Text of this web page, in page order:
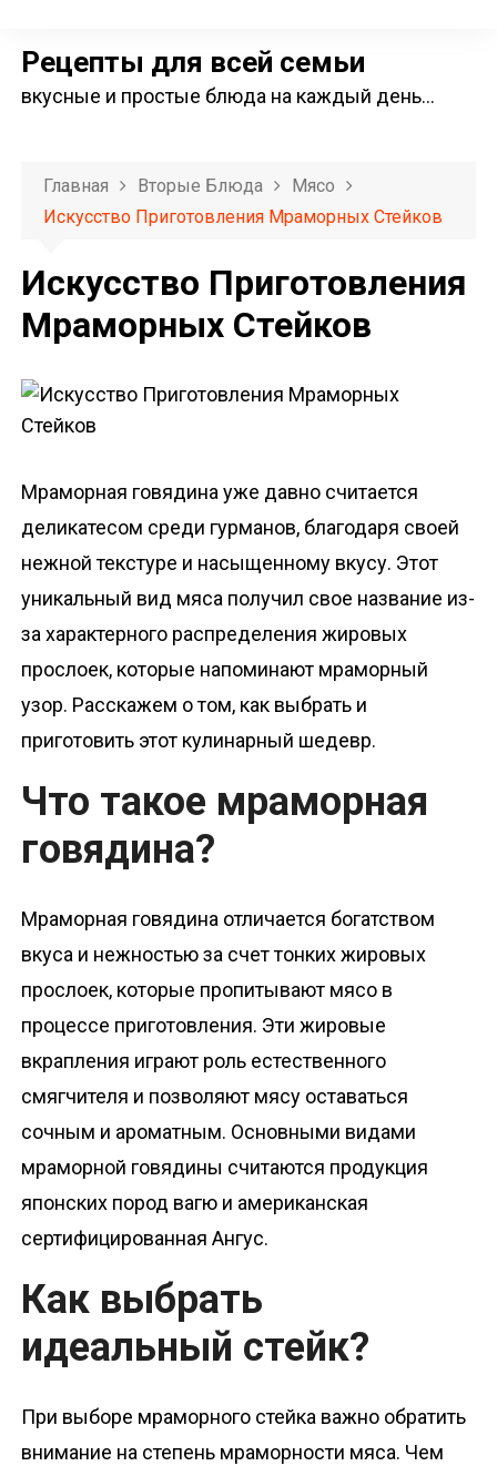
Рецепты для всей семьи
вкусные и простые блюда на каждый день…
Главная Вторые Блюда
Мясо
Искусство Приготовления Мраморных Стейков
Искусство Приготовления
Мраморных Стейков
Мраморная говядина уже давно считается
деликатесом среди гурманов, благодаря своей
нежной текстуре и насыщенному вкусу. Этот
уникальный вид мяса получил свое название из-
за характерного распределения жировых
прослоек, которые напоминают мраморный
узор. Расскажем о том, как выбрать и
приготовить этот кулинарный шедевр.
Что такое мраморная
говядина?
Мраморная говядина отличается богатством
вкуса и нежностью за счет тонких жировых
прослоек, которые пропитывают мясо в
процессе приготовления. Эти жировые
вкрапления играют роль естественного
смягчителя и позволяют мясу оставаться
сочным и ароматным. Основными видами
мраморной говядины считаются продукция
японских пород вагю и американская
сертифицированная Ангус.
Как выбрать
идеальный стейк?
При выборе мраморного стейка важно обратить
внимание на степень мраморности мяса. Чем